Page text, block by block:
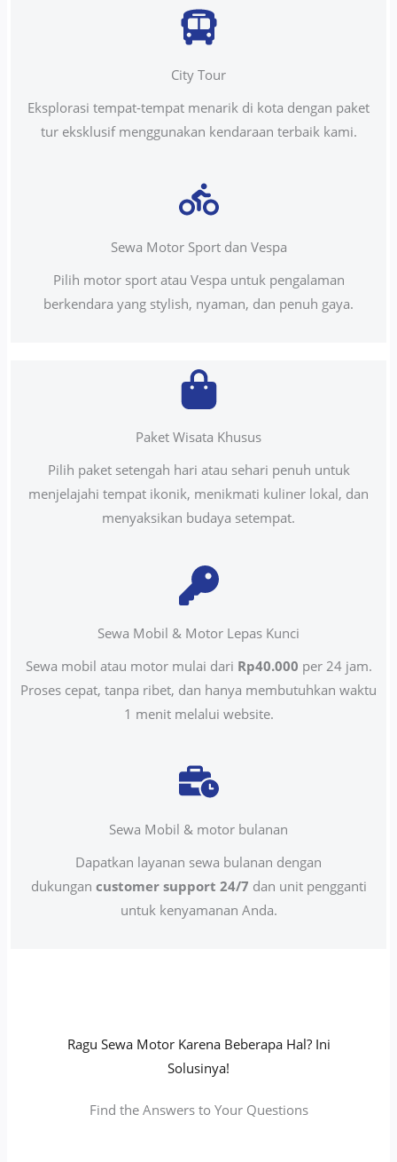
City Tour
Eksplorasi tempat-tempat menarik di kota dengan paket
tur eksklusif menggunakan kendaraan terbaik kami.
Sewa Motor Sport dan Vespa
Pilih motor sport atau Vespa untuk pengalaman
berkendara yang stylish, nyaman, dan penuh gaya.
Paket Wisata Khusus
Pilih paket setengah hari atau sehari penuh untuk
menjelajahi tempat ikonik, menikmati kuliner lokal, dan
menyaksikan budaya setempat.
Sewa Mobil & Motor Lepas Kunci
Sewa mobil atau motor mulai dari Rp40.000 per 24 jam.
Proses cepat, tanpa ribet, dan hanya membutuhkan waktu
1 menit melalui website.
Sewa Mobil & motor bulanan
Dapatkan layanan sewa bulanan dengan
dukungan customer support 24/7 dan unit pengganti
untuk kenyamanan Anda.
Ragu Sewa Motor Karena Beberapa Hal? Ini
Solusinya!
Find the Answers to Your Questions